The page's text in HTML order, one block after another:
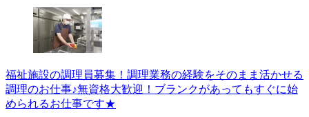
福祉施設の調理員募集！調理業務の経験をそのまま活かせる
調理のお仕事♪無資格大歓迎！ブランクがあってもすぐに始
められるお仕事です★